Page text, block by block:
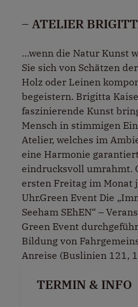
– ATELIER
…wenn die Natur Kunst
Sie sich von Schätzen
Holz oder Leinen
begeistern. Brigitta
faszinierende Kunst
Mensch in stimmigen
Atelier, welches im
eine Harmonie
eindrucksvoll umrahmt.
ersten Freitag im Monat
Uhr.Green Event Die
Seeham SEhEN“ –
Green Event
Bildung von
Anreise (Buslinien 121,
TERMIN & INFO